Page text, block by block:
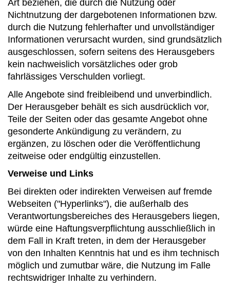
Art beziehen, die durch die Nutzung oder
Nichtnutzung der dargebotenen Informationen bzw.
durch die Nutzung fehlerhafter und unvollständiger
Informationen verursacht wurden, sind grundsätzlich
ausgeschlossen, sofern seitens des Herausgebers
kein nachweislich vorsätzliches oder grob
fahrlässiges Verschulden vorliegt.
Alle Angebote sind freibleibend und unverbindlich.
Der Herausgeber behält es sich ausdrücklich vor,
Teile der Seiten oder das gesamte Angebot ohne
gesonderte Ankündigung zu verändern, zu
ergänzen, zu löschen oder die Veröffentlichung
zeitweise oder endgültig einzustellen.
Verweise und Links
Bei direkten oder indirekten Verweisen auf fremde
Webseiten ("Hyperlinks"), die außerhalb des
Verantwortungsbereiches des Herausgebers liegen,
würde eine Haftungsverpflichtung ausschließlich in
dem Fall in Kraft treten, in dem der Herausgeber
von den Inhalten Kenntnis hat und es ihm technisch
möglich und zumutbar wäre, die Nutzung im Falle
rechtswidriger Inhalte zu verhindern.